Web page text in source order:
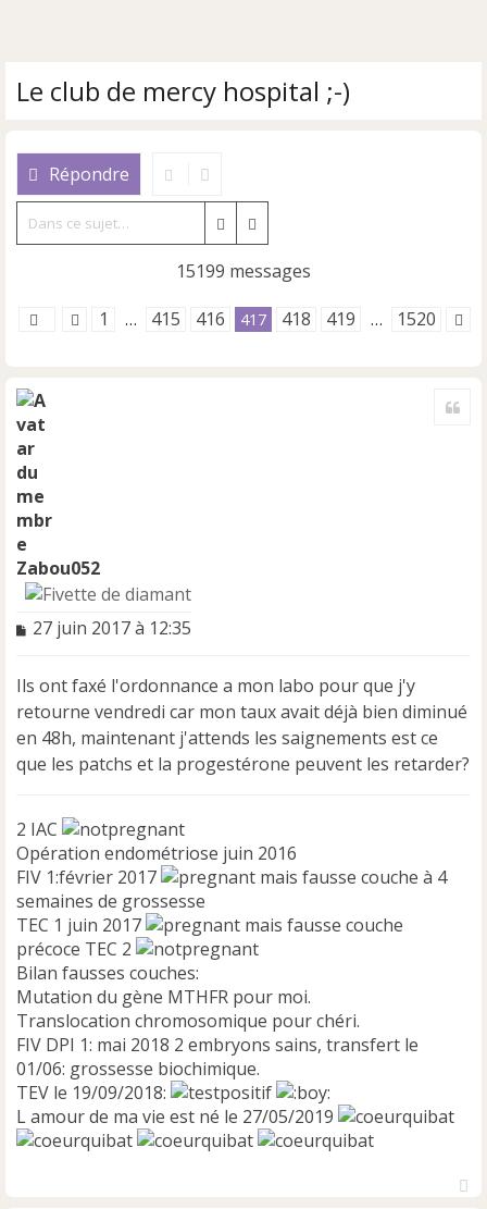
Le club de mercy hospital ;-)
Répondre
Rechercher
15199 messages
1 … 415 416 417 418 419 … 1520
Zabou052
M
s
a
g
e
n
u
27 juin 2017 à 12:35
Ils ont faxé l'ordonnance a mon labo pour que j'y
retourne vendredi car mon taux avait déjà bien diminué
en 48h, maintenant j'attends les saignements est ce
que les patchs et la progestérone peuvent les retarder?
2 IAC
Opération endométriose juin 2016
FIV 1:février 2017
mais fausse couche à 4
semaines de grossesse
TEC 1 juin 2017
mais fausse couche
précoce TEC 2
Bilan fausses couches:
Mutation du gène MTHFR pour moi.
Translocation chromosomique pour chéri.
FIV DPI 1: mai 2018 2 embryons sains, transfert le
01/06: grossesse biochimique.
TEV le 19/09/2018:
L amour de ma vie est né le 27/05/2019